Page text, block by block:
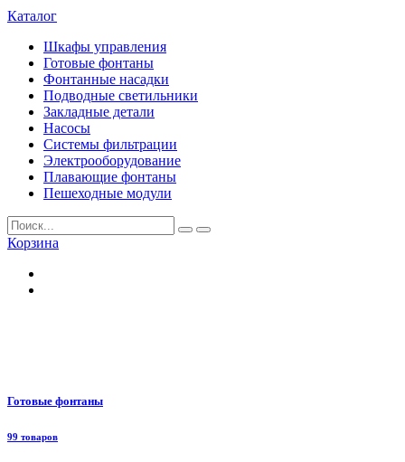
Каталог
Шкафы управления
Готовые фонтаны
Фонтанные насадки
Подводные светильники
Закладные детали
Насосы
Системы фильтрации
Электрооборудование
Плавающие фонтаны
Пешеходные модули
Корзина
Готовые фонтаны
99 товаров